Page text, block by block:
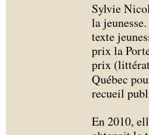
Sylvie
la
texte
prix la
prix
Québec
recueil
En 2010,